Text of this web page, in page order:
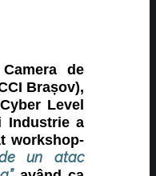
de
Brașov),
Level
Industrie a
workshop-
de un atac